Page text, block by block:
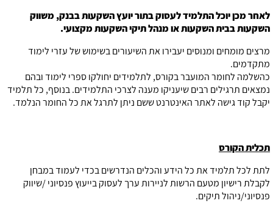
לאחר מכן יוכל התלמיד לעסוק בתור יועץ השקעות בבנק, משווק
השקעות בבית השקעות או מנהל תיקי השקעות מקצועי.
מרצים מומחים ומנוסים יעבירו את השיעורים בשימוש של עזרי לימוד
מתקדמים.
כהשלמה לחומר המועבר בקורס, לתלמידים יחולקו ספרי לימוד ובהם
נמצאים תרגילים רבים שיעניקו מענה לצרכי התלמידים. בנוסף, כל תלמיד
יקבל קוד גישה לאתר האינטרנט ששם ניתן לתרגל את כל החומר הנלמד.
תכלית הקורס
לתת לכל תלמיד את כל הידע והכלים הנדרשים בכדי לעמוד במבחן
לקבלת רישיון מטעם הרשות לניירות ערך לעסוק בייעוץ פנסיוני /שיווק
פנסיוני/ניהול תיקים.